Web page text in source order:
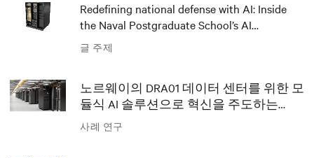
글 주제
Redefining national defense with AI: Inside
the Naval Postgraduate School’s AI
infrastructure deployment
사례 연구
노르웨이의 DRA01 데이터 센터를 위한 모
듈식 AI 솔루션으로 혁신을 주도하는
Polar와 Vertiv